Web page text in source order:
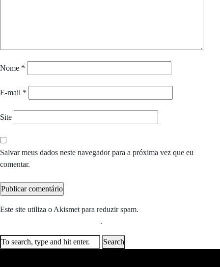
Nome *
E-mail *
Site
Salvar meus dados neste navegador para a próxima vez que eu
comentar.
Este site utiliza o Akismet para reduzir spam.
.
Search